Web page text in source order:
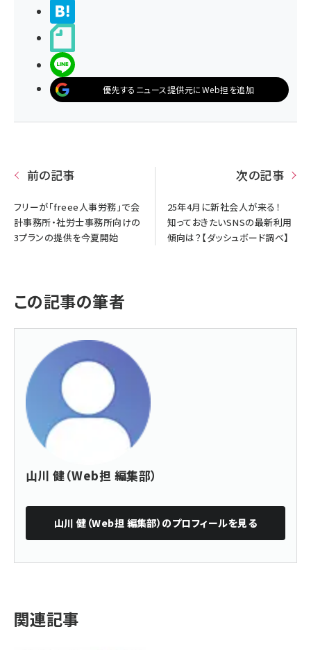
優先するニュース提供元にWeb担を追加
前の記事
フリーが「freee人事労務」で会
計事務所・社労士事務所向けの
3プランの提供を今夏開始
次の記事
25年4月に新社会人が来る！
知っておきたいSNSの最新利用
傾向は？【ダッシュボード調べ】
この記事の筆者
山川 健（Web担 編集部）
山川 健（Web担 編集部） のプロフィールを見る
関連記事